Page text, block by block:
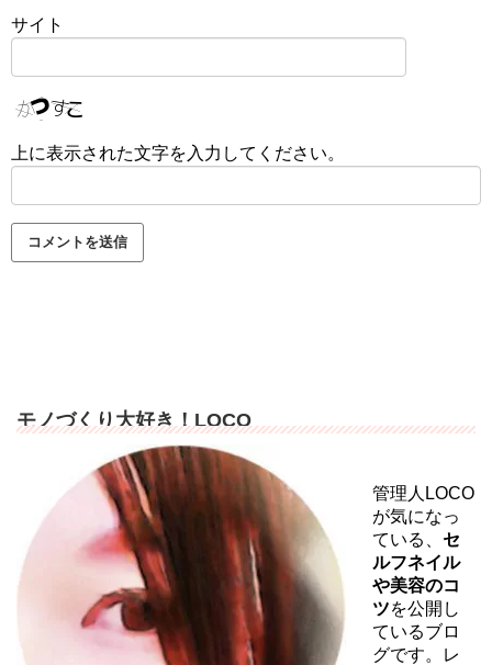
サイト
上に表示された文字を入力してください。
モノづくり大好き！LOCO
管理人LOCO
が気になっ
ている、 セ
ルフネイル
や美容のコ
ツを公開し
ているブロ
グです。レ